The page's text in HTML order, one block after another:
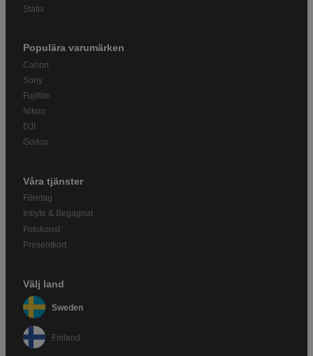
Stativ
Populära varumärken
Canon
Sony
Fujifilm
Nikon
DJI
Godox
Våra tjänster
Företag
Inbyte & Begagnat
Fotokonst
Presentkort
Välj land
Sweden
Finland